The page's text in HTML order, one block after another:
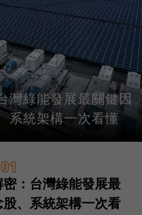
灣綠能發展最關鍵因
系統架構一次看懂
01
：台灣綠能發展最
、系統架構一次看